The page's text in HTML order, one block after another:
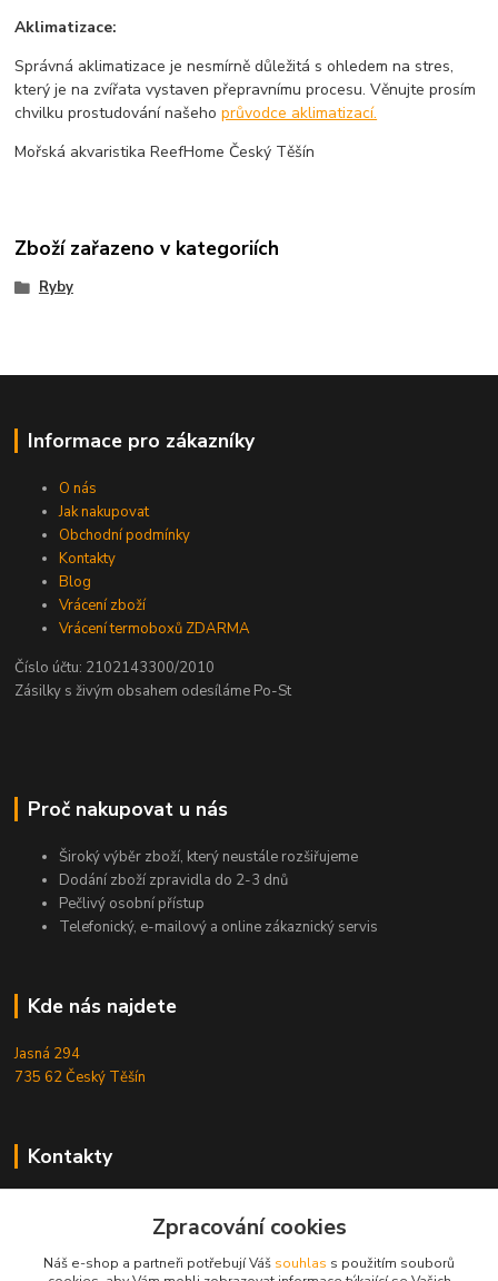
Aklimatizace:
Správná aklimatizace je nesmírně důležitá s ohledem na stres,
který je na zvířata vystaven přepravnímu procesu. Věnujte prosím
chvilku prostudování našehoprůvodce aklimatizací.
Mořská akvaristika ReefHome Český Těšín
Zboží zařazeno v kategoriích
Ryby
Informace pro zákazníky
O nás
Jak nakupovat
Obchodní podmínky
Kontakty
Blog
Vrácení zboží
Vrácení termoboxů ZDARMA
Číslo účtu: 2102143300/2010
Zásilky s živým obsahem odesíláme Po-St
Proč nakupovat u nás
Široký výběr zboží, který neustále rozšiřujeme
Dodání zboží zpravidla do 2-3 dnů
Pečlivý osobní přístup
Telefonický, e-mailový a online zákaznický servis
Kde nás najdete
Jasná 294
735 62 Český Těšín
Kontakty
+420724095453
Zpracování cookies
Náš e-shop a partneři potřebují Váš souhlas s použitím souborů